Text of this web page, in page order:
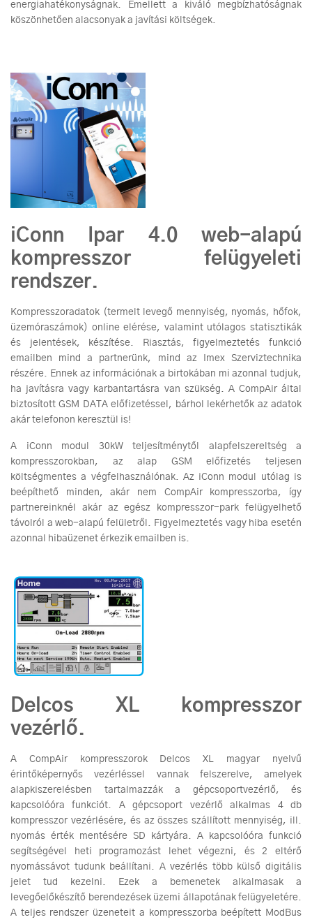
energiahatékonyságnak. Emellett a kiváló megbízhatóságnak
köszönhetően alacsonyak a javítási költségek.
iConn Ipar 4.0 web-alapú
kompresszor felügyeleti
rendszer.
Kompresszoradatok (termelt levegő mennyiség, nyomás, hőfok,
üzemóraszámok) online elérése, valamint utólagos statisztikák
és jelentések, készítése. Riasztás, figyelmeztetés funkció
emailben mind a partnerünk, mind az Imex Szerviztechnika
részére. Ennek az információnak a birtokában mi azonnal tudjuk,
ha javításra vagy karbantartásra van szükség. A CompAir által
biztosított GSM DATA előfizetéssel, bárhol lekérhetők az adatok
akár telefonon keresztül is!
A iConn modul 30kW teljesítménytől alapfelszereltség a
kompresszorokban, az alap GSM előfizetés teljesen
költségmentes a végfelhasználónak. Az iConn modul utólag is
beépíthető minden, akár nem CompAir kompresszorba, így
partnereinknél akár az egész kompresszor-park felügyelhető
távolról a web-alapú felületről. Figyelmeztetés vagy hiba esetén
azonnal hibaüzenet érkezik emailben is.
Delcos XL kompresszor
vezérlő.
A CompAir kompresszorok Delcos XL magyar nyelvű
érintőképernyős vezérléssel vannak felszerelve, amelyek
alapkiszerelésben tartalmazzák a gépcsoportvezérlő, és
kapcsolóóra funkciót. A gépcsoport vezérlő alkalmas 4 db
kompresszor vezérlésére, és az összes szállított mennyiség, ill.
nyomás érték mentésére SD kártyára. A kapcsolóóra funkció
segítségével heti programozást lehet végezni, és 2 eltérő
nyomássávot tudunk beállítani. A vezérlés több külső digitális
jelet tud kezelni. Ezek a bemenetek alkalmasak a
levegőelőkészítő berendezések üzemi állapotának felügyeletére.
A teljes rendszer üzeneteit a kompresszorba beépített ModBus